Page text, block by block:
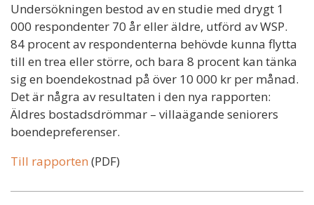
Undersökningen bestod av en studie med drygt 1
000 respondenter 70 år eller äldre, utförd av WSP.
84 procent av respondenterna behövde kunna flytta
till en trea eller större, och bara 8 procent kan tänka
sig en boendekostnad på över 10 000 kr per månad.
Det är några av resultaten i den nya rapporten:
Äldres bostadsdrömmar – villaägande seniorers
boendepreferenser.
Till rapporten (PDF)